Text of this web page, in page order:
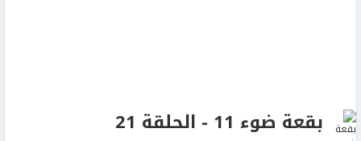
بقعة ضوء 11 - الحلقة 21